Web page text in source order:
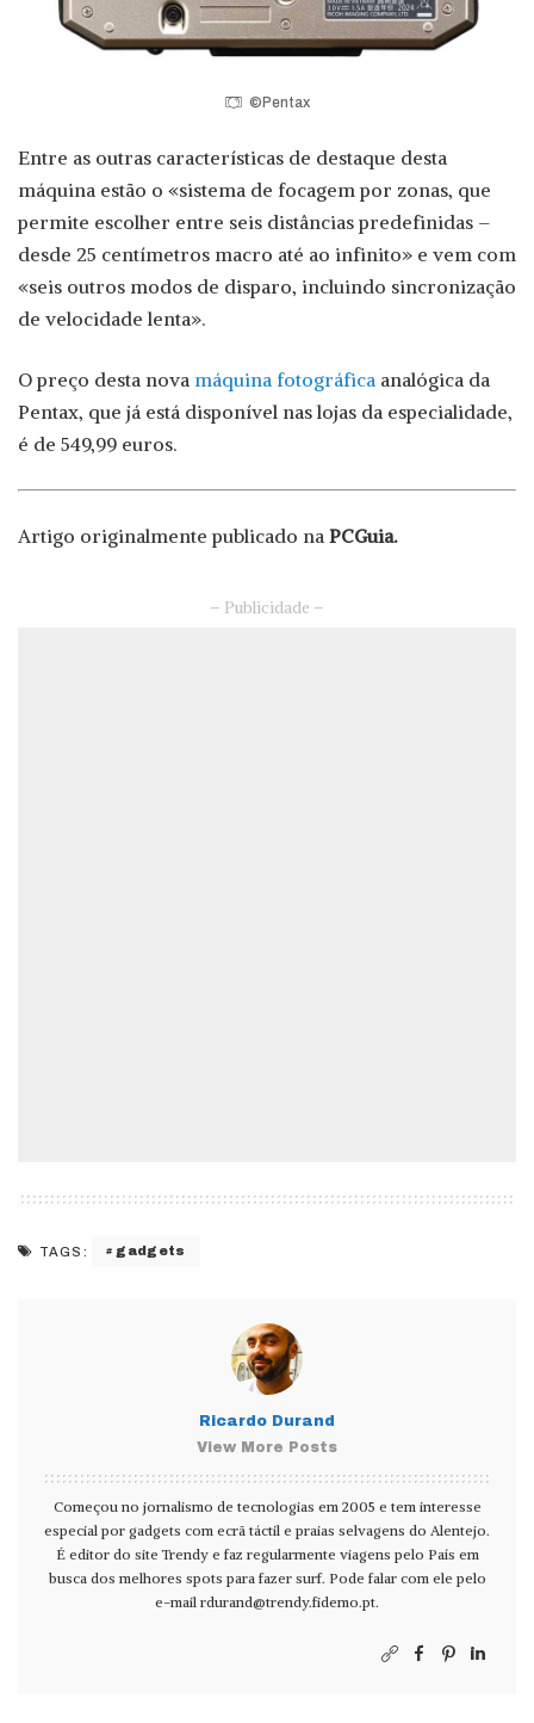
©Pentax
Entre as outras características de destaque desta
máquina estão o «sistema de focagem por zonas, que
permite escolher entre seis distâncias predefinidas –
desde 25 centímetros macro até ao infinito» e vem com
«seis outros modos de disparo, incluindo sincronização
de velocidade lenta».
O preço desta nova máquina fotográfica analógica da
Pentax, que já está disponível nas lojas da especialidade,
é de 549,99 euros.
Artigo originalmente publicado na PCGuia.
– Publicidade –
TAGS: gadgets
Ricardo Durand
View More Posts
Começou no jornalismo de tecnologias em 2005 e tem interesse
especial por gadgets com ecrã táctil e praias selvagens do Alentejo.
É editor do site Trendy e faz regularmente viagens pelo País em
busca dos melhores spots para fazer surf. Pode falar com ele pelo
e-mail rdurand@trendy.fidemo.pt.